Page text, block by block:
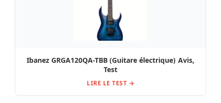
Ibanez GRGA120QA-TBB (Guitare électrique) Avis,
Test
LIRE LE TEST →